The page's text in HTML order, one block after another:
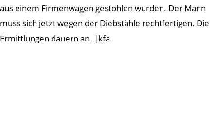
aus einem Firmenwagen gestohlen wurden. Der Mann
muss sich jetzt wegen der Diebstähle rechtfertigen. Die
Ermittlungen dauern an. |kfa